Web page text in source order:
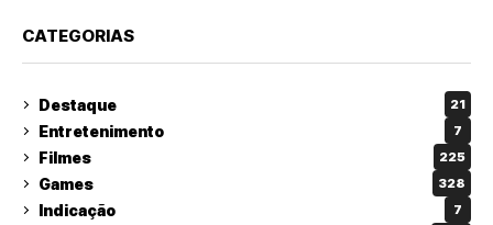
CATEGORIAS
Destaque 21
Entretenimento 7
Filmes 225
Games 328
Indicação 7